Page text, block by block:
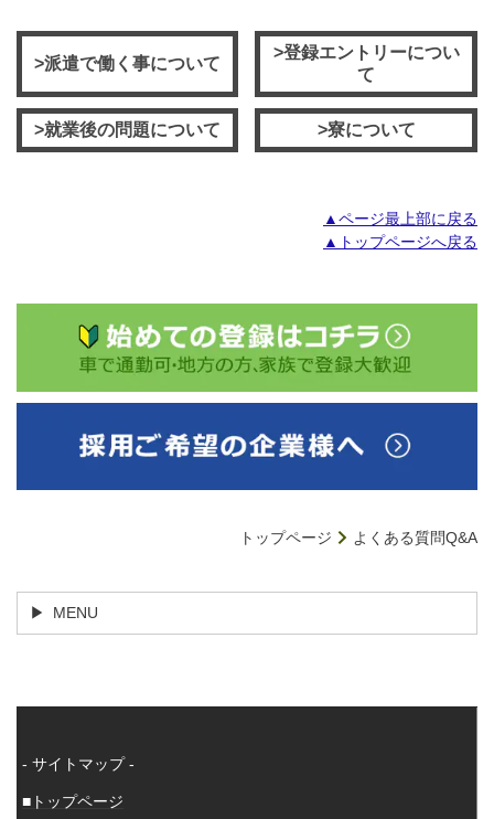
>派遣で働く事について
>登録エントリーについ
て
>就業後の問題について >寮について
▲ページ最上部に戻る
▲トップページへ戻る
トップページ よくある質問Q&A
MENU
- サイトマップ -
■トップページ